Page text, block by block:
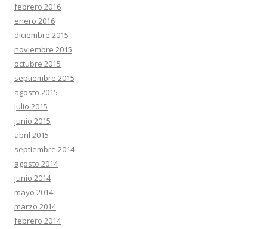
febrero 2016
enero 2016
diciembre 2015
noviembre 2015
octubre 2015
septiembre 2015
agosto 2015
julio 2015
junio 2015
abril 2015
septiembre 2014
agosto 2014
junio 2014
mayo 2014
marzo 2014
febrero 2014